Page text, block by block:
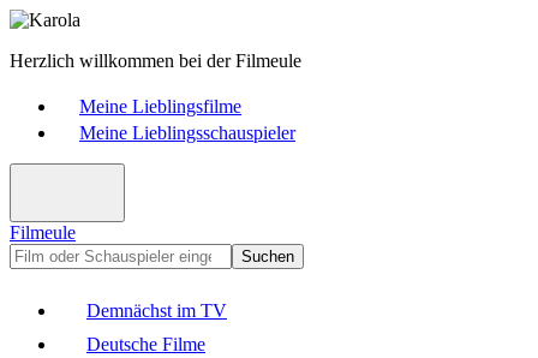
Herzlich willkommen bei der Filmeule
Meine Lieblingsfilme
Meine Lieblingsschauspieler
Filmeule
Suchen
Demnächst im TV
Deutsche Filme